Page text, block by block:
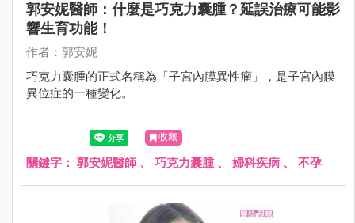
郭安妮醫師：什麼是巧克力囊腫？延誤治療可能影
響生育功能！
作者：郭安妮
巧克力囊腫的正式名稱為「子宮內膜異性瘤」，是子宮內膜
異位症的一種變化。
收藏
關鍵字： 郭安妮醫師 、 巧克力囊腫、 婦科疾病 、 不孕